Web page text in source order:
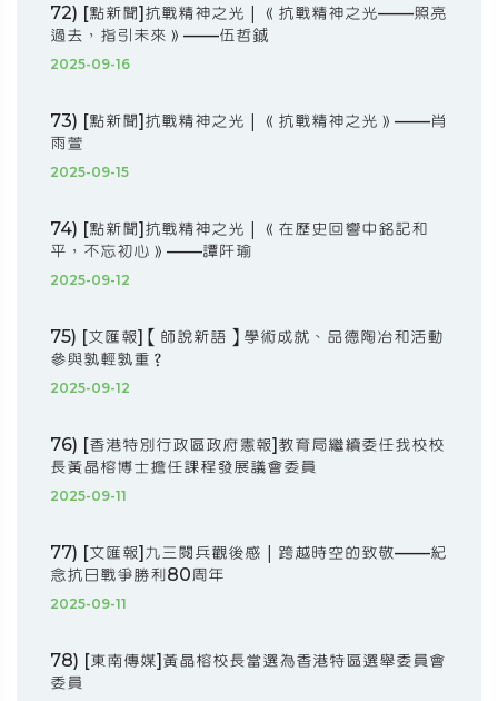
72) [點新聞]抗戰精神之光｜《抗戰精神之光——照亮
過去，指引未來》——伍哲鋮
2025-09-16
73) [點新聞]抗戰精神之光｜《抗戰精神之光》——肖
雨萱
2025-09-15
74) [點新聞]抗戰精神之光｜《在歷史回響中銘記和
平，不忘初心》——譚阡瑜
2025-09-12
75) [文匯報]【師說新語】學術成就、品德陶冶和活動
參與孰輕孰重？
2025-09-12
76) [香港特別行政區政府憲報]教育局繼續委任我校校
長黃晶榕博士擔任課程發展議會委員
2025-09-11
77) [文匯報]九三閱兵觀後感｜跨越時空的致敬——紀
念抗日戰爭勝利80周年
2025-09-11
78) [東南傳媒]黃晶榕校長當選為香港特區選舉委員會
委員